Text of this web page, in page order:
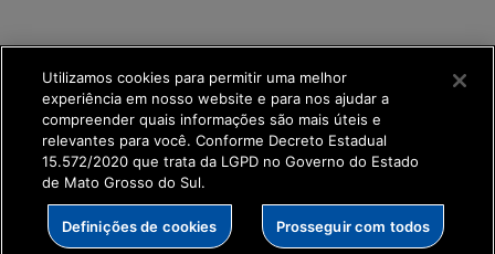
SETDIG | Secretaria-Executiva de Transformação
Digital
Utilizamos cookies para permitir uma melhor
experiência em nosso website e para nos ajudar a
compreender quais informações são mais úteis e
relevantes para você. Conforme Decreto Estadual
15.572/2020 que trata da LGPD no Governo do Estado
de Mato Grosso do Sul.
Definições de cookies Prosseguir com todos